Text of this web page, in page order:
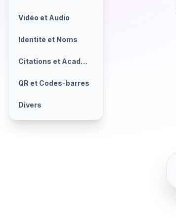
Vidéo et Audio
Identité et Noms
Citations et Académique
QR et Codes-barres
Divers